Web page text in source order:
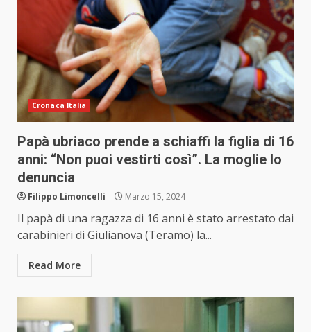
Cronaca Italia
Papà ubriaco prende a schiaffi la figlia di 16
anni: “Non puoi vestirti così”. La moglie lo
denuncia
Filippo Limoncelli Marzo 15, 2024
Il papà di una ragazza di 16 anni è stato arrestato dai
carabinieri di Giulianova (Teramo) la...
Read More